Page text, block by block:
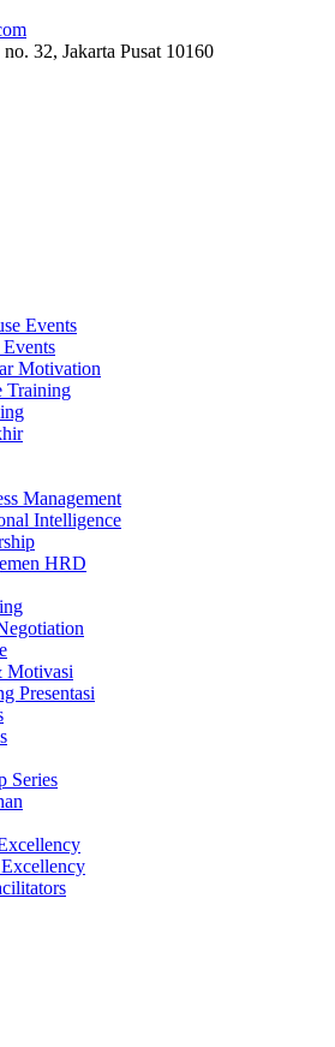
32, Jakarta Pusat 10160
Events
Motivation
Training
Management
Intelligence
HRD
Motivasi
Presentasi
Series